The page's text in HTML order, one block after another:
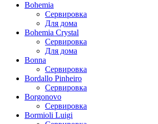
Bohemia
Сервировка
Для дома
Bohemia Crystal
Сервировка
Для дома
Bonna
Сервировка
Bordallo Pinheiro
Сервировка
Borgonovo
Сервировка
Bormioli Luigi